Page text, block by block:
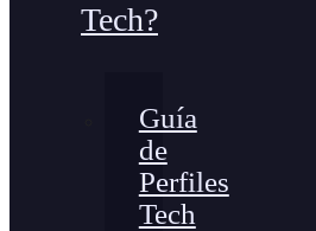
Tech?
Guía
de
Perfiles
Tech